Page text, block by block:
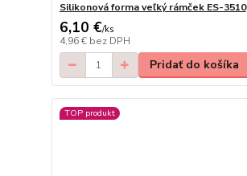
Silikonová forma veľký rámček ES-3510
6,10 €/ks
4,96 € bez DPH
Pridať do košíka
TOP produkt